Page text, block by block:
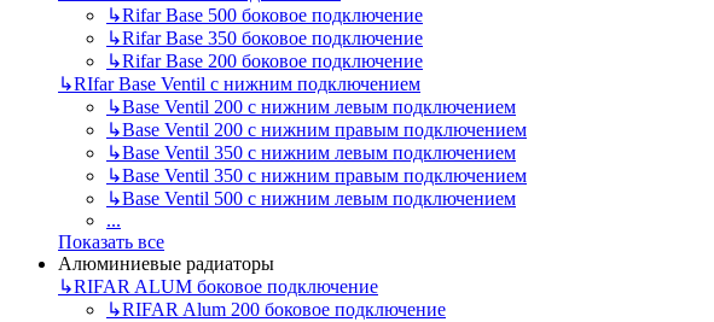
↳Rifar Base 500 боковое подключение
↳Rifar Base 350 боковое подключение
↳Rifar Base 200 боковое подключение
↳RIfar Base Ventil с нижним подключением
↳Base Ventil 200 с нижним левым подключением
↳Base Ventil 200 с нижним правым подключением
↳Base Ventil 350 с нижним левым подключением
↳Base Ventil 350 с нижним правым подключением
↳Base Ventil 500 с нижним левым подключением
...
Показать все
Алюминиевые радиаторы
↳RIFAR ALUM боковое подключение
↳RIFAR Alum 200 боковое подключение